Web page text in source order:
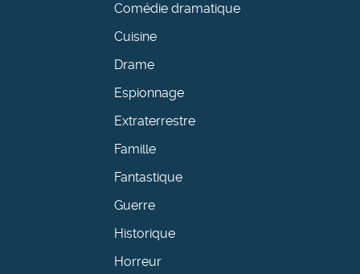
Comédie dramatique
Cuisine
Drame
Espionnage
Extraterrestre
Famille
Fantastique
Guerre
Historique
Horreur